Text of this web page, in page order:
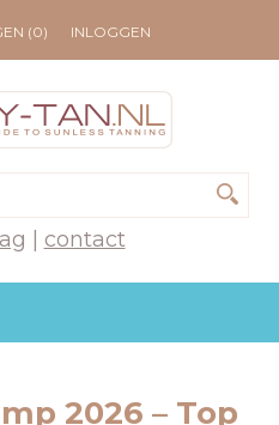
(0) INLOGGEN
contact
2026 – Top